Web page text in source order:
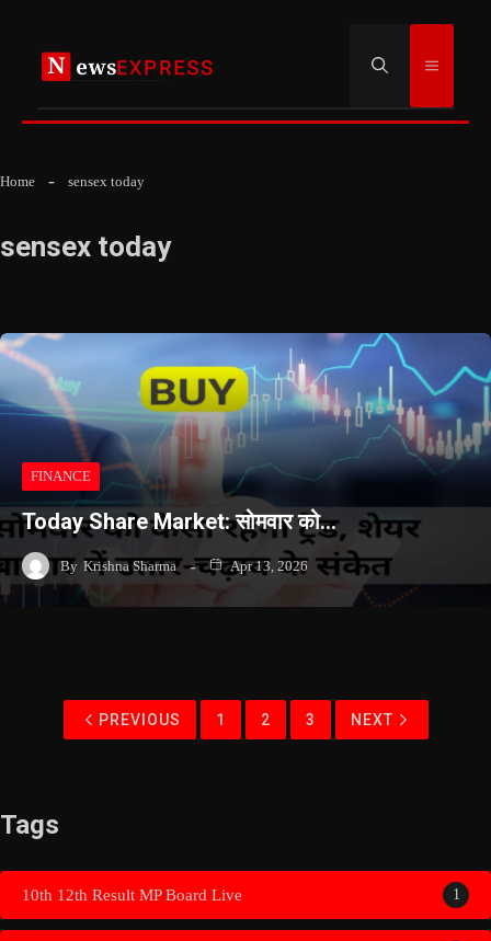
content
Menu
Home sensex today
sensex today
FINANCE
Today Share Market: सोमवार को…
By Krishna Sharma Apr 13, 2026
PREVIOUS 1 2 3 NEXT
Tags
10th 12th Result MP Board Live 1